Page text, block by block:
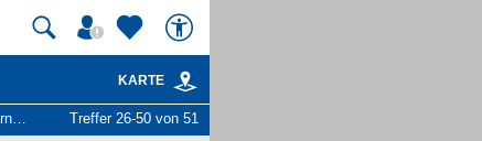
KARTE
Treffer 26-50 von 51